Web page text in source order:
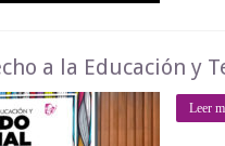
a la Educación y
Leer